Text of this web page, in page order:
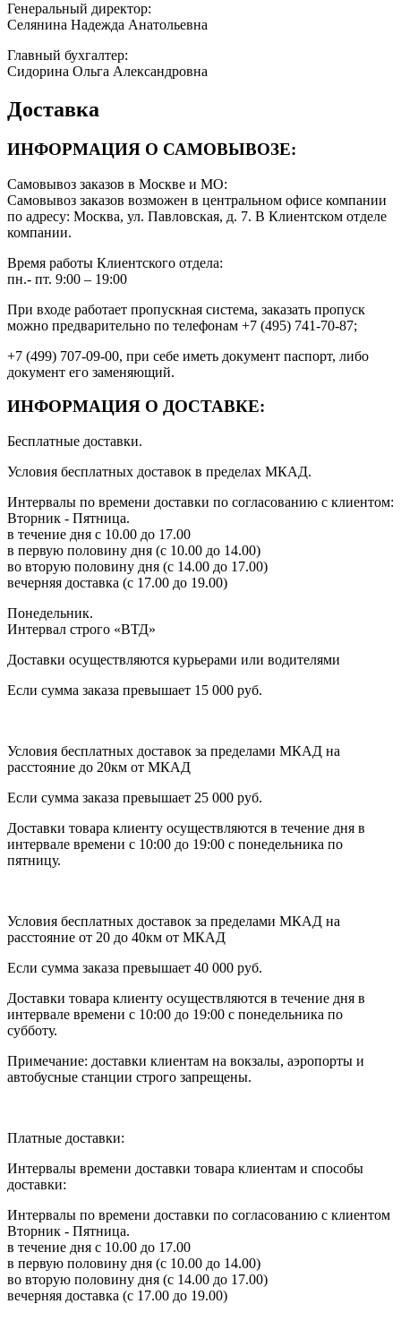
Генеральный директор:
Селянина Надежда Анатольевна
Главный бухгалтер:
Сидорина Ольга Александровна
Доставка
ИНФОРМАЦИЯ О САМОВЫВОЗЕ:
Самовывоз заказов в Москве и МО:
Самовывоз заказов возможен в центральном офисе компании
по адресу: Москва, ул. Павловская, д. 7. В Клиентском отделе
компании.
Время работы Клиентского отдела:
пн.- пт. 9:00 – 19:00
При входе работает пропускная система, заказать пропуск
можно предварительно по телефонам +7 (495) 741-70-87;
+7 (499) 707-09-00, при себе иметь документ паспорт, либо
документ его заменяющий.
ИНФОРМАЦИЯ О ДОСТАВКЕ:
Бесплатные доставки.
Условия бесплатных доставок в пределах МКАД.
Интервалы по времени доставки по согласованию с клиентом:
Вторник - Пятница.
в течение дня с 10.00 до 17.00
в первую половину дня (с 10.00 до 14.00)
во вторую половину дня (с 14.00 до 17.00)
вечерняя доставка (с 17.00 до 19.00)
Понедельник.
Интервал строго «ВТД»
Доставки осуществляются курьерами или водителями
Если сумма заказа превышает 15 000 руб.
Условия бесплатных доставок за пределами МКАД на
расстояние до 20км от МКАД
Если сумма заказа превышает 25 000 руб.
Доставки товара клиенту осуществляются в течение дня в
интервале времени с 10:00 до 19:00 с понедельника по
пятницу.
Условия бесплатных доставок за пределами МКАД на
расстояние от 20 до 40км от МКАД
Если сумма заказа превышает 40 000 руб.
Доставки товара клиенту осуществляются в течение дня в
интервале времени с 10:00 до 19:00 с понедельника по
субботу.
Примечание: доставки клиентам на вокзалы, аэропорты и
автобусные станции строго запрещены.
Платные доставки:
Интервалы времени доставки товара клиентам и способы
доставки:
Интервалы по времени доставки по согласованию с клиентом
Вторник - Пятница.
в течение дня с 10.00 до 17.00
в первую половину дня (с 10.00 до 14.00)
во вторую половину дня (с 14.00 до 17.00)
вечерняя доставка (с 17.00 до 19.00)